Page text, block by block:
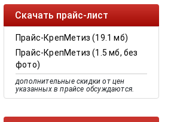
Скачать прайс-лист
Прайс-КрепМетиз (19.1 мб)
Прайс-КрепМетиз (1.5 мб, без
фото)
дополнительные скидки от цен
указанных в прайсе обсуждаются.